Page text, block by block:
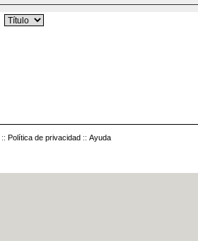
:: Política de privacidad :: Ayuda